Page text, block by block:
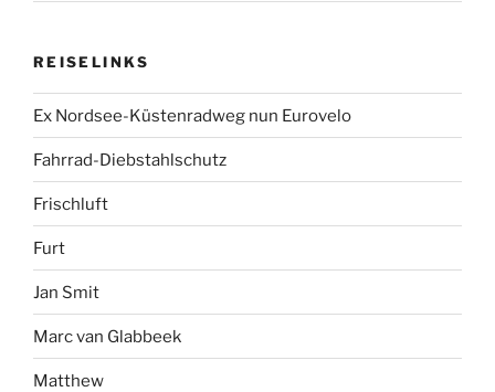
REISELINKS
Ex Nordsee-Küstenradweg nun Eurovelo
Fahrrad-Diebstahlschutz
Frischluft
Furt
Jan Smit
Marc van Glabbeek
Matthew